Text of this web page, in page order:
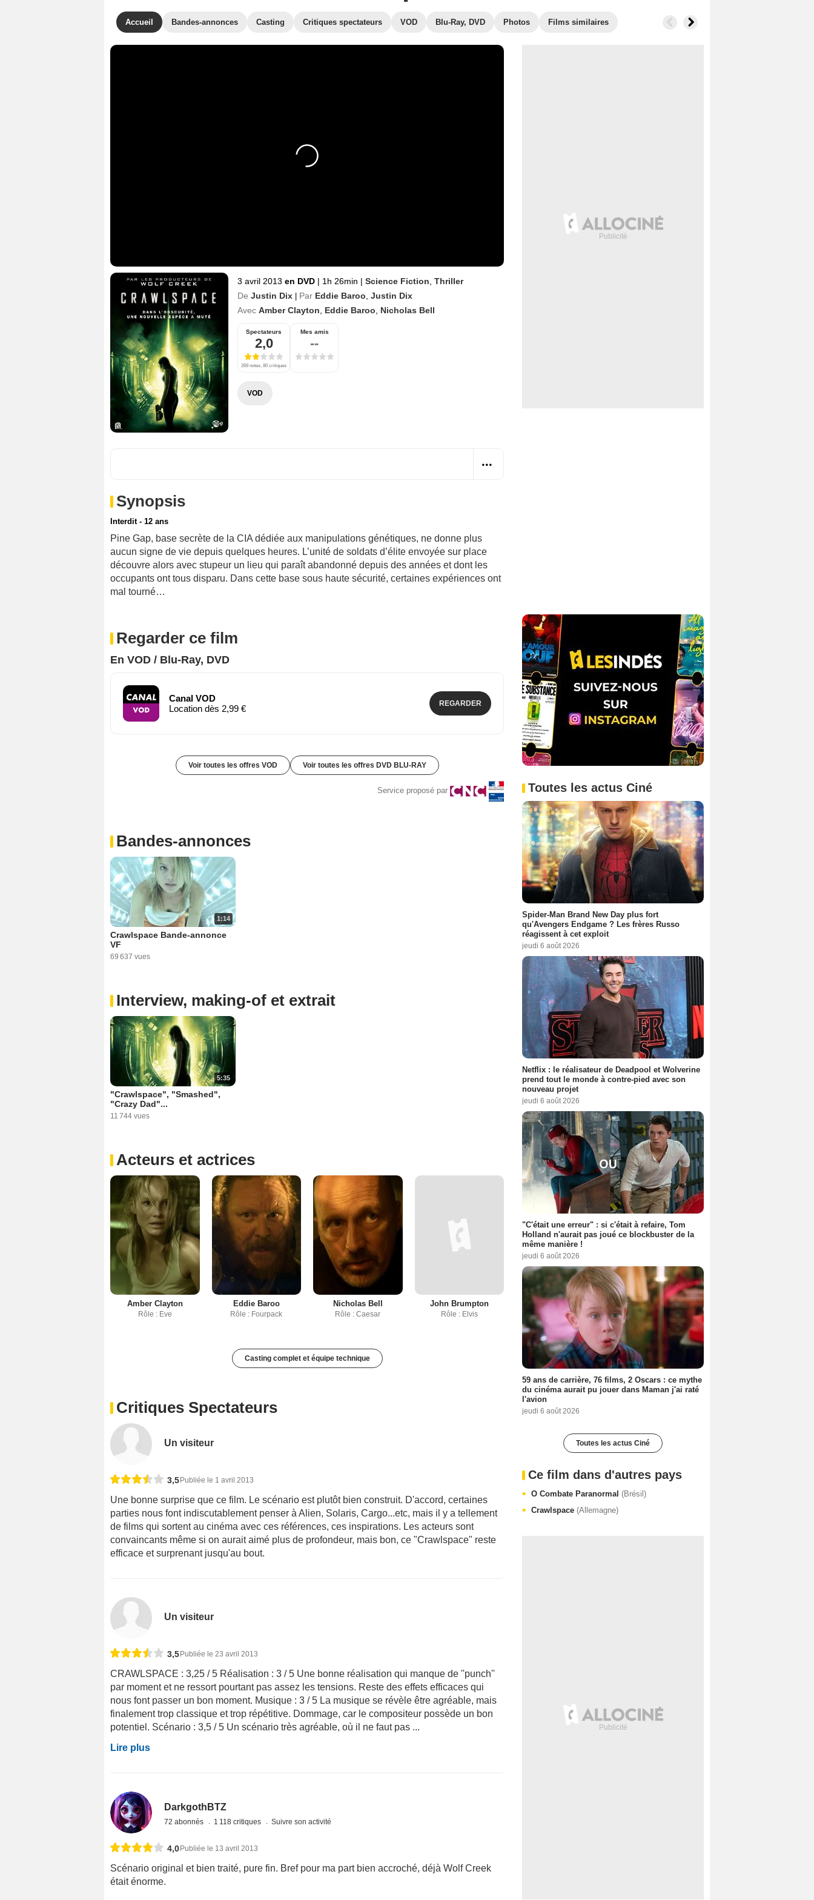
Accueil Bandes-annonces Casting Critiques spectateurs VOD Blu-Ray, DVD Photos Films similaires
3 avril 2013 en DVD | 1h 26min | Science Fiction Thriller
De Justin Dix | Par Eddie Baroo Justin Dix
Avec Amber Clayton Eddie Baroo Nicholas Bell
Spectateurs
2,0
269 notes, 80 critiques
Mes amis
--
VOD
Synopsis
Interdit - 12 ans
Pine Gap, base secrète de la CIA dédiée aux manipulations génétiques, ne donne plus
aucun signe de vie depuis quelques heures. L’unité de soldats d’élite envoyée sur place
découvre alors avec stupeur un lieu qui paraît abandonné depuis des années et dont les
occupants ont tous disparu. Dans cette base sous haute sécurité, certaines expériences ont
mal tourné…
Regarder ce film
En VOD / Blu-Ray, DVD
Canal VOD
Location dès 2,99 €
REGARDER
Voir toutes les offres VOD Voir toutes les offres DVD BLU-RAY
Service proposé par
Bandes-annonces
1:14
Crawlspace Bande-annonce
VF
69 637 vues
Interview, making-of et extrait
5:35
"Crawlspace", "Smashed",
"Crazy Dad"...
11 744 vues
Acteurs et actrices
Amber Clayton
Rôle : Eve
Eddie Baroo
Rôle : Fourpack
Nicholas Bell
Rôle : Caesar
John Brumpton
Rôle : Elvis
Casting complet et équipe technique
Critiques Spectateurs
Un visiteur
3,5 Publiée le 1 avril 2013
Une bonne surprise que ce film. Le scénario est plutôt bien construit. D'accord, certaines
parties nous font indiscutablement penser à Alien, Solaris, Cargo...etc, mais il y a tellement
de films qui sortent au cinéma avec ces références, ces inspirations. Les acteurs sont
convaincants même si on aurait aimé plus de profondeur, mais bon, ce "Crawlspace" reste
efficace et surprenant jusqu'au bout.
Un visiteur
3,5 Publiée le 23 avril 2013
CRAWLSPACE : 3,25 / 5 Réalisation : 3 / 5 Une bonne réalisation qui manque de ''punch''
par moment et ne ressort pourtant pas assez les tensions. Reste des effets efficaces qui
nous font passer un bon moment. Musique : 3 / 5 La musique se révèle être agréable, mais
finalement trop classique et trop répétitive. Dommage, car le compositeur possède un bon
potentiel. Scénario : 3,5 / 5 Un scénario très agréable, où il ne faut pas ...
Lire plus
DarkgothBTZ
72 abonnés 1 118 critiques Suivre son activité
4,0 Publiée le 13 avril 2013
Scénario original et bien traité, pure fin. Bref pour ma part bien accroché, déjà Wolf Creek
était énorme.
Toutes les actus Ciné
Spider-Man Brand New Day plus fort
qu'Avengers Endgame ? Les frères Russo
réagissent à cet exploit
jeudi 6 août 2026
Netflix : le réalisateur de Deadpool et Wolverine
prend tout le monde à contre-pied avec son
nouveau projet
jeudi 6 août 2026
"C'était une erreur" : si c'était à refaire, Tom
Holland n'aurait pas joué ce blockbuster de la
même manière !
jeudi 6 août 2026
59 ans de carrière, 76 films, 2 Oscars : ce mythe
du cinéma aurait pu jouer dans Maman j'ai raté
l'avion
jeudi 6 août 2026
Toutes les actus Ciné
Ce film dans d'autres pays
O Combate Paranormal (Brésil)
Crawlspace (Allemagne)